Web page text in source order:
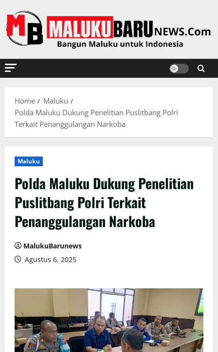
to
content
Home
Maluku
Polda Maluku Dukung Penelitian Puslitbang Polri
Terkait Penanggulangan Narkoba
Maluku
Polda Maluku Dukung Penelitian
Puslitbang Polri Terkait
Penanggulangan Narkoba
MalukuBarunews
Agustus 6, 2025